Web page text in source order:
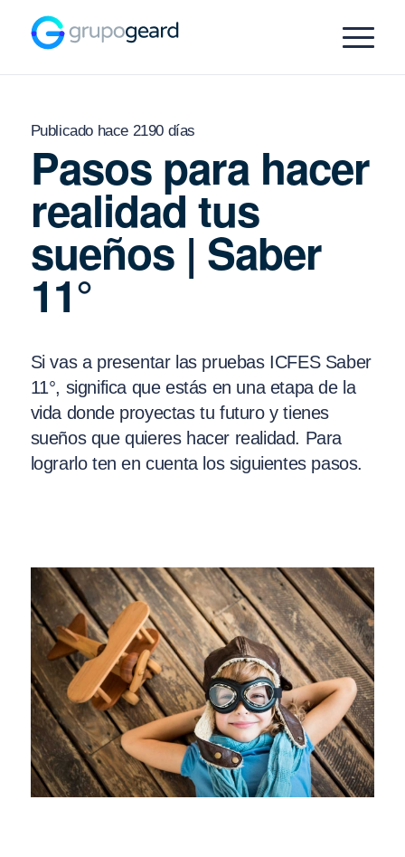
Publicado hace 2190 días
Pasos para hacer
realidad tus
sueños | Saber
11°
Si vas a presentar las pruebas ICFES Saber
11°, significa que estás en una etapa de la
vida donde proyectas tu futuro y tienes
sueños que quieres hacer realidad. Para
lograrlo ten en cuenta los siguientes pasos.